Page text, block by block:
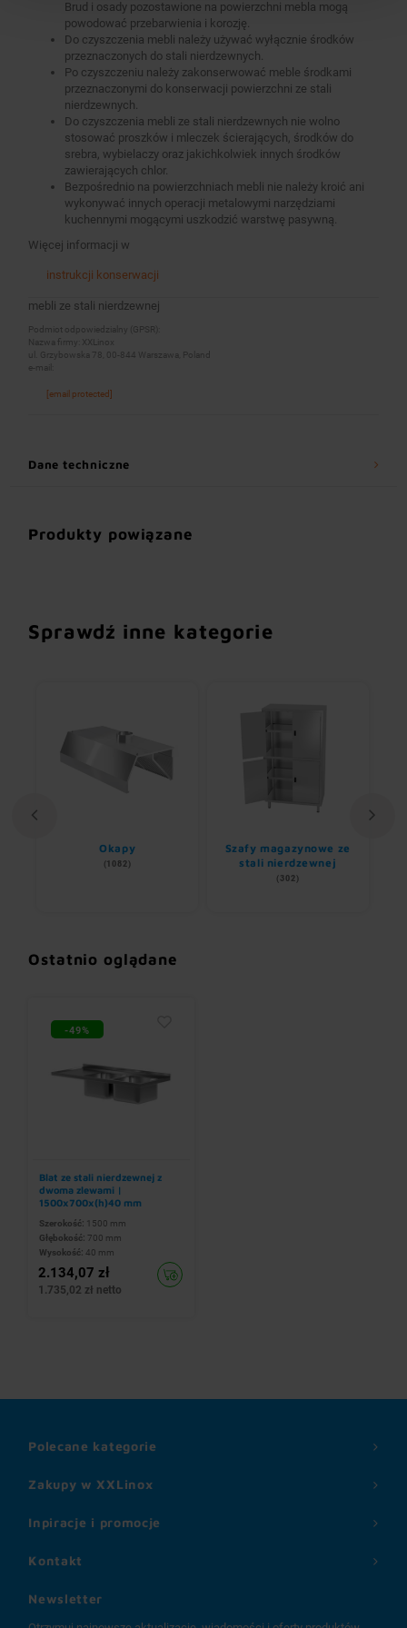
Brud i osady pozostawione na powierzchni mebla mogą
powodować przebarwienia i korozję.
Do czyszczenia mebli należy używać wyłącznie środków
przeznaczonych do stali nierdzewnych.
Po czyszczeniu należy zakonserwować meble środkami
przeznaczonymi do konserwacji powierzchni ze stali
nierdzewnych.
Do czyszczenia mebli ze stali nierdzewnych nie wolno
stosować proszków i mleczek ścierających, środków do
srebra, wybielaczy oraz jakichkolwiek innych środków
zawierających chlor.
Bezpośrednio na powierzchniach mebli nie należy kroić ani
wykonywać innych operacji metalowymi narzędziami
kuchennymi mogącymi uszkodzić warstwę pasywną.
Więcej informacji w
instrukcji konserwacji
mebli ze stali nierdzewnej
Podmiot odpowiedzialny (GPSR):
Nazwa firmy: XXLinox
ul. Grzybowska 78, 00-844 Warszawa, Poland
e-mail:
[email protected]
Dane techniczne
Produkty powiązane
Sprawdź inne kategorie
Okapy
(1082)
Szafy magazynowe ze
stali nierdzewnej
(302)
Ostatnio oglądane
-49%
Blat ze stali nierdzewnej z
dwoma zlewami |
1500x700x(h)40 mm
Szerokość: 1500 mm
Głębokość: 700 mm
Wysokość: 40 mm
2.134,07 zł
1.735,02 zł netto
Zakupy w XXLinox
Inpiracje i promocje
Polecane kategorie
Kontakt
Newsletter